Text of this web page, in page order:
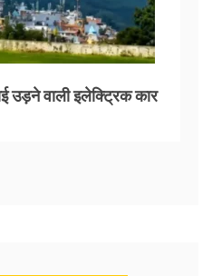
उड़ने वाली इलेक्ट्रिक कार